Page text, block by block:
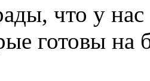
что у нас
готовы на